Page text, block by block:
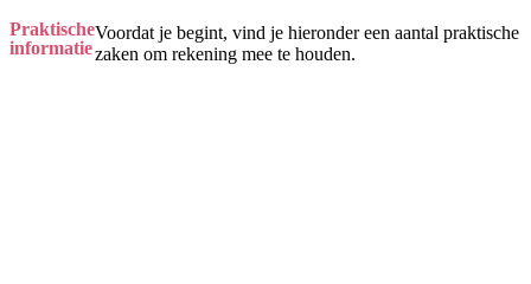
Praktische
informatie
Voordat je begint, vind je hieronder een aantal praktische
zaken om rekening mee te houden.